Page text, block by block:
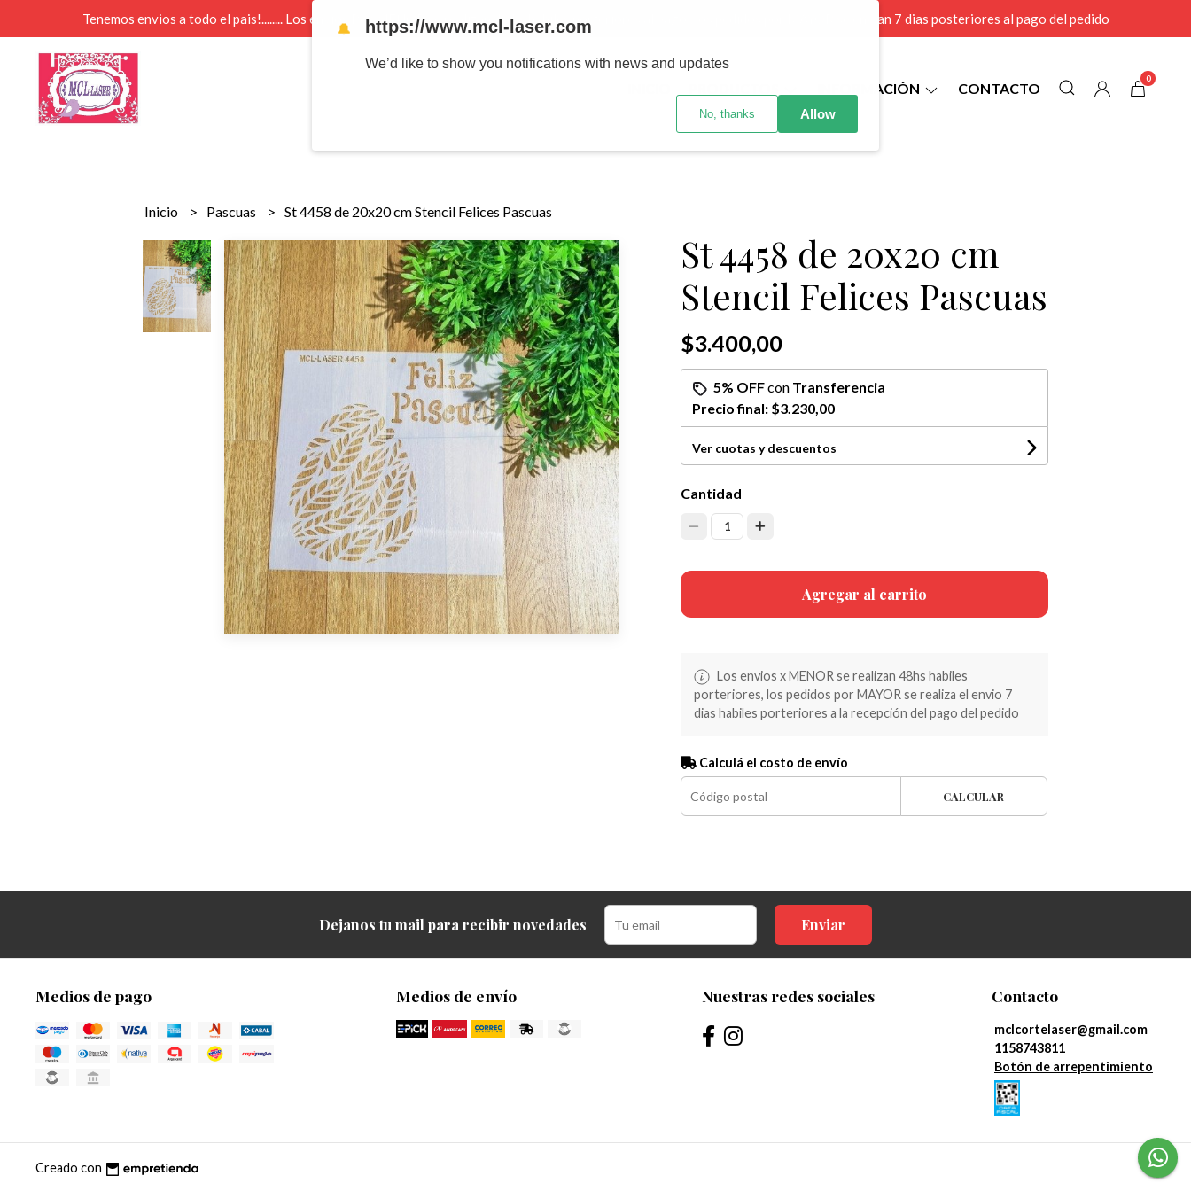
Tenemos envios a todo el pais!........ Los envios Por MENOR se realizan 48 hs habiles porteriores al pago , los pedidos por MAYOR se envian 7 dias posteriores al pago del pedido
INFORMACIÓN CONTACTO
0
Inicio Pascuas St 4458 de 20x20 cm Stencil Felices Pascuas
St 4458 de 20x20 cm
Stencil Felices Pascuas
$3.400,00
5% OFFcon Transferencia
Precio final: $3.230,00
Ver cuotas y descuentos
Cantidad
1
Agregar al carrito
Los envios x MENOR se realizan 48hs habiles
porteriores, los pedidos por MAYOR se realiza el envio 7
dias habiles porteriores a la recepción del pago del pedido
Calculá el costo de envío
CALCULAR
Dejanos tu mail para recibir novedades Enviar
Medios de pago Medios de envío Nuestras redes sociales Contacto
mclcortelaser@gmail.com
1158743811
Botón de arrepentimiento
Creado con
🔔 https://www.mcl-laser.com
We’d like to show you notifications with news and updates
No, thanks Allow